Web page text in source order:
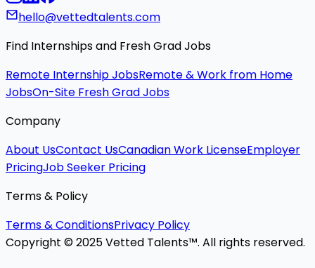
hello@vettedtalents.com
Find Internships and Fresh Grad Jobs
Remote Internship JobsRemote & Work from Home
JobsOn-Site Fresh Grad Jobs
Company
About UsContact UsCanadian Work LicenseEmployer
PricingJob Seeker Pricing
Terms & Policy
Terms & ConditionsPrivacy Policy
Copyright © 2025 Vetted Talents™. All rights reserved.